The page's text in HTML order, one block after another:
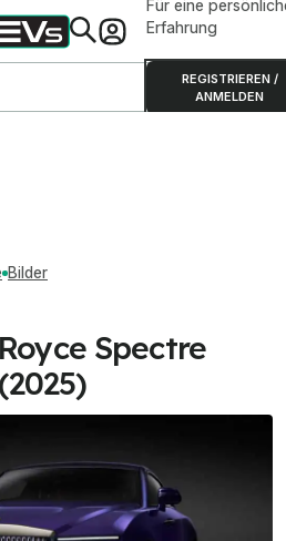
Für eine
Erfahrung
REGISTRIEREN /
ANMELDEN
Bilder
Spectre